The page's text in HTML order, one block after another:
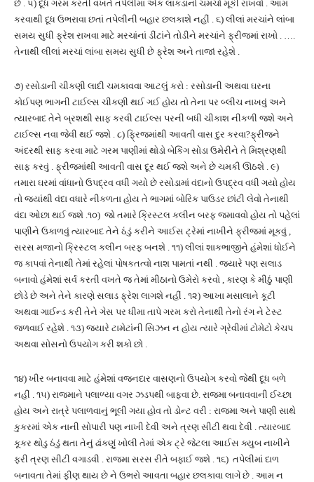
છે . ૫) દૂધ ગરમ કરતી વખતે તપેલીમાં એક લાકડાનો ચમચો મૂકી રાખવો . આમ
કરવાથી દૂધ ઉભરાવા છતાં તપેલીની બહાર છલકાશે નહીં . ૬) લીલાં મરચાંને લાંબા
સમય સુધી ફ્રેશ રાખવા માટે મરચાંનાં ડીંટાંને તોડીને મરચાંને ફ્રીજમાં રાખો . ….
તેનાથી લીલાં મરચાં લાંબા સમય સુધી છે ફ્રેશ અને તાજાં રહેશે .
૭) રસોડાની ચીકણી લાદી ચમકાવવા આટલું કરો : રસોડાની અથવા ઘરના
કોઈપણ ભાગની ટાઈલ્સ ચીકણી થઈ ગઈ હોય તો તેના પર બ્લીચ નાખવું અને
ત્યારબાદ તેને બ્રશથી સાફ કરવી ટાઈલ્સ પરની બધી ચીકાશ નીકળી જશે અને
ટાઈલ્સ નવા જેવી થઈ જશે . ૮) ફ્રિજમાંથી આવતી વાસ દુર કરવા?ફ્રીજને
અંદરથી સાફ કરવા માટે ગરમ પાણીમાં થોડો બેકિંગ સોડા ઉમેરીને તે મિશ્રણથી
સાફ કરવું . ફ્રીજમાંથી આવતી વાસ દૂર થઈ જશે અને છે ચમકી ઊઠશે . ૯)
તમારા ઘરમાં વાંધાનો ઉપદ્રવ વધી ગયો છે રસોડામાં વંદાનો ઉપદ્રવ વધી ગયો હોય
તો જ્યાંથી વંદા વધારે નીકળતા હોય તે ભાગમાં બોરિક પાઉડર છાંટી લેવો તેનાથી
વંદા ઓછા થઈ જશે .૧૦) જો તમારે ક્રિસ્ટલ કલીન બરફ જમાવવો હોય તો પહેલાં
પાણીને ઉકાળવું ત્યારબાદ તેને ઠંડું કરીને આઈસ ટ્રેમાં નાખીને ફ્રીજમાં મૂકવું ,
સરસ મજાનો ક્રિસ્ટલ કલીન બરફ બનશે . ૧૧) લીલાં શાકભાજીને હંમેશાં ધોઈને
જ કાપવાં તેનાથી તેમાં રહેલાં પોષકતત્વો નાશ પામતાં નથી . જ્યારે પણ સલાડ
બનાવો હંમેશાં સર્વ કરતી વખતે જ તેમાં મીઠાનો ઉમેરો કરવો , કારણ કે મીઠું પાણી
છોડે છે અને તેને કારણે સલાડ ફ્રેશ લાગશે નહીં . ૧૨) આખા મસાલાને કૂટી
અથવા ગાઈન્ડ કરી તેને ગેસ પર ધીમા તાપે ગરમ કરો તેનાથી તેનો રંગ ને ટેસ્ટ
જળવાઈ રહેશે . ૧૩) જ્યારે ટામેટાંની સિઝન ન હોય ત્યારે ગ્રેવીમાં ટોમેટો કેચપ
અથવા સોસનો ઉપયોગ કરી શકો છો .
૧૪) ખીર બનાવવા માટે હંમેશાં વજનદાર વાસણનો ઉપયોગ કરવો જેથી દૂધ બળે
નહીં . ૧૫) રાજમાને પલાળ્યા વગર ઝડપથી બાફવા છે. રાજમા બનાવવાની ઈચ્છા
હોય અને રાત્રે પલાળવાનું ભૂલી ગયા હોવ તો ડોન્ટ વરી : રાજમા અને પાણી સાથે
કુકરમાં એક નાની સોપારી પણ નાખી દેવી અને ત્રણ સીટી થવા દેવી . ત્યારબાદ
કૂકર થોડુ ઠંડું થતા તેનું ઢાંકણું ખોલી તેમાં એક ટ્રે જેટલા આઈસ ક્યુબ નાખીને
ફરી ત્રણ સીટી વગાડવી . રાજમા સરસ રીતે બફાઈ જશે . ૧૬) તપેલીમાં દાળ
બનાવતા તેમાં ફીણ થાય છે ને ઉભરો આવતા બહાર છલકાવા લાગે છે . આમ ન